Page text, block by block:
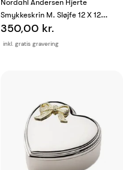
Nordahl Andersen Hjerte
Smykkeskrin M. Sløjfe 12 X 12
Fortinnet
inkl. gratis gravering
350,00 kr.